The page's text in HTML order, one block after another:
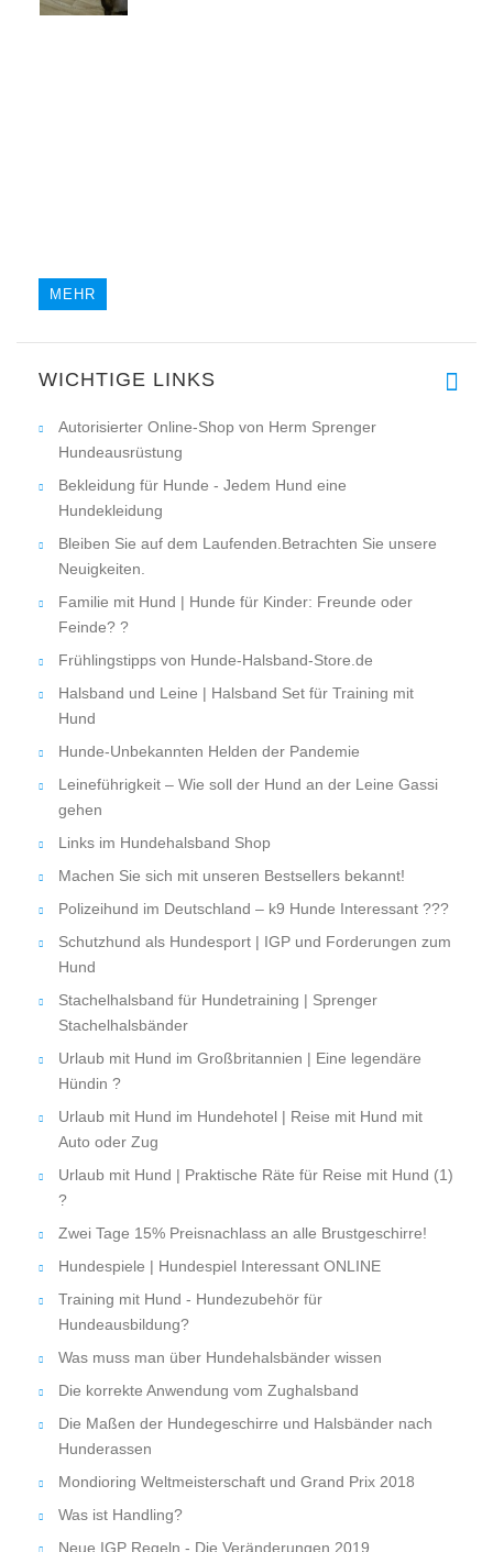
MEHR
WICHTIGE LINKS
Autorisierter Online-Shop von Herm Sprenger
Hundeausrüstung
Bekleidung für Hunde - Jedem Hund eine
Hundekleidung
Bleiben Sie auf dem Laufenden.Betrachten Sie unsere
Neuigkeiten.
Familie mit Hund | Hunde für Kinder: Freunde oder
Feinde? ?
Frühlingstipps von Hunde-Halsband-Store.de
Halsband und Leine | Halsband Set für Training mit
Hund
Hunde-Unbekannten Helden der Pandemie
Leineführigkeit – Wie soll der Hund an der Leine Gassi
gehen
Links im Hundehalsband Shop
Machen Sie sich mit unseren Bestsellers bekannt!
Polizeihund im Deutschland – k9 Hunde Interessant ???
Schutzhund als Hundesport | IGP und Forderungen zum
Hund
Stachelhalsband für Hundetraining | Sprenger
Stachelhalsbänder
Urlaub mit Hund im Großbritannien | Eine legendäre
Hündin ?
Urlaub mit Hund im Hundehotel | Reise mit Hund mit
Auto oder Zug
Urlaub mit Hund | Praktische Räte für Reise mit Hund (1)
?
Zwei Tage 15% Preisnachlass an alle Brustgeschirre!
Hundespiele | Hundespiel Interessant ONLINE
Training mit Hund - Hundezubehör für
Hundeausbildung?
Was muss man über Hundehalsbänder wissen
Die korrekte Anwendung vom Zughalsband
Die Maßen der Hundegeschirre und Halsbänder nach
Hunderassen
Mondioring Weltmeisterschaft und Grand Prix 2018
Was ist Handling?
Neue IGP Regeln - Die Veränderungen 2019